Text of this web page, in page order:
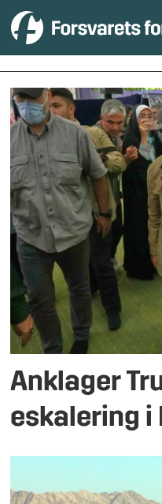
Tag:
midtøsten
Anklager
eskalering i